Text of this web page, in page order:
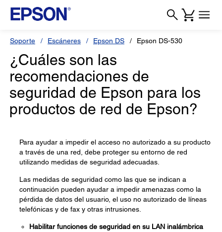
Soporte Escáneres Epson DS Epson DS-530
¿Cuáles son las
recomendaciones de
seguridad de Epson para los
productos de red de Epson?
Para ayudar a impedir el acceso no autorizado a su producto
a través de una red, debe proteger su entorno de red
utilizando medidas de seguridad adecuadas.
Las medidas de seguridad como las que se indican a
continuación pueden ayudar a impedir amenazas como la
pérdida de datos del usuario, el uso no autorizado de líneas
telefónicas y de fax y otras intrusiones.
Habilitar funciones de seguridad en su LAN inalámbrica